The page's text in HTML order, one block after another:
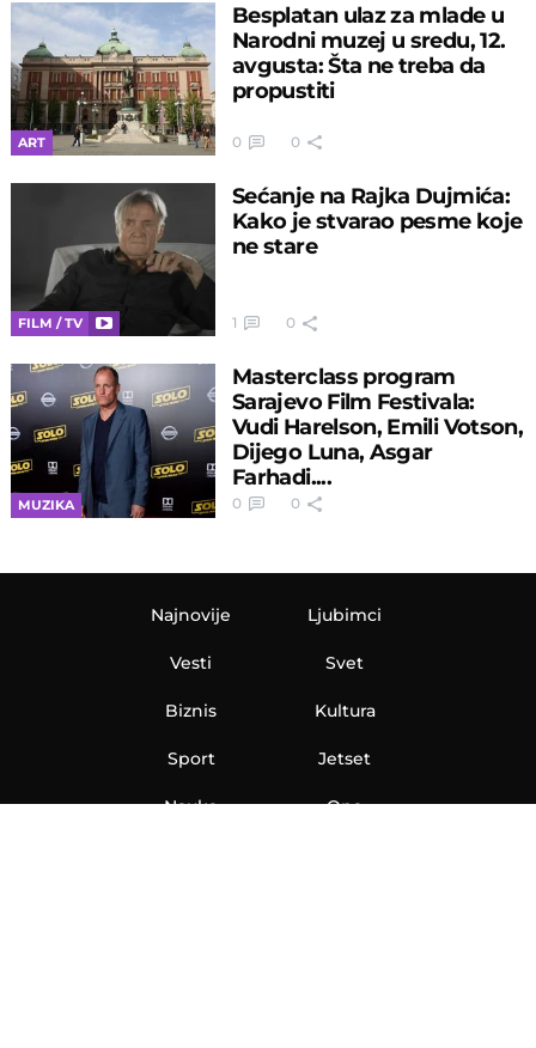
ART
Besplatan ulaz za mlade u
Narodni muzej u sredu, 12.
avgusta: Šta ne treba da
propustiti
0 0
FILM / TV
Sećanje na Rajka Dujmića:
Kako je stvarao pesme koje
ne stare
1 0
MUZIKA
Masterclass program
Sarajevo Film Festivala:
Vudi Harelson, Emili Votson,
Dijego Luna, Asgar
Farhadi....
0 0
Najnovije
Vesti
Biznis
Sport
Nauka
Ljubimci
Svet
Kultura
Jetset
Ona